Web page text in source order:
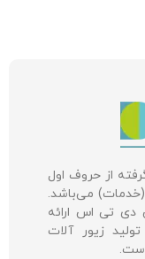
از حروف اول
(خدمات) می‌باشد.
دی تی اس ارائه
زیور آلات